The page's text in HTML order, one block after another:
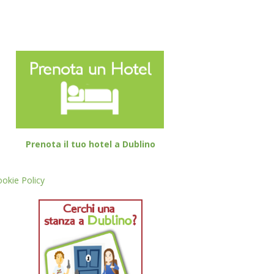
Prenota il tuo hotel a Dublino
Policy